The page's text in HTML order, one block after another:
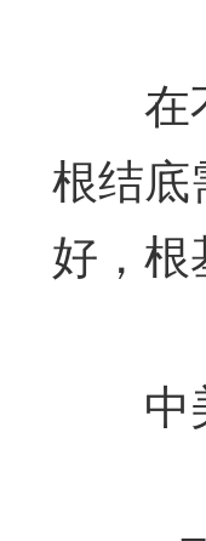
在不
根结底
好，
中